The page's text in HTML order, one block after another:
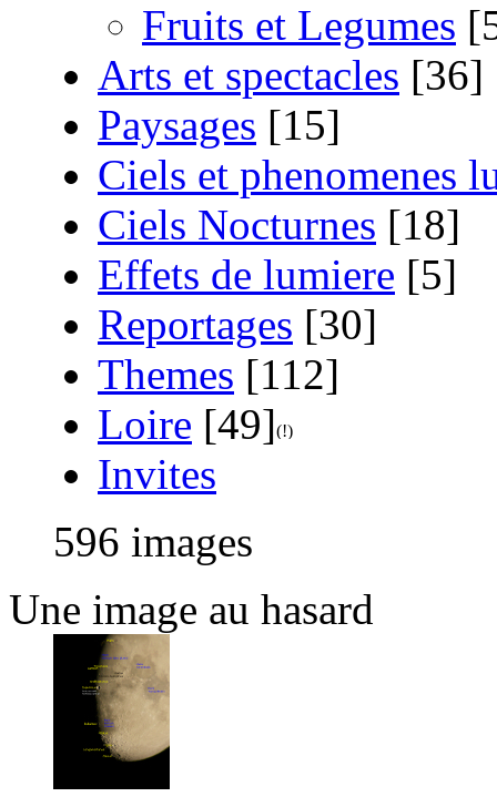
Fruits et Legumes
Arts et spectacles [36]
Paysages [15]
Ciels et phenomenes
Ciels Nocturnes [18]
Effets de lumiere [5]
Reportages [30]
Themes [112]
Loire [49]
Invites
596 images
Une image au hasard